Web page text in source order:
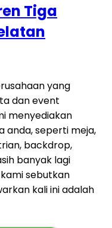
Tiga
yang
dan event
menyediakan
anda, seperti meja,
backdrop,
banyak lagi
sebutkan
kali ini adalah